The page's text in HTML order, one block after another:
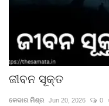
ଜୀବନ ସୂକ୍ତ
କେଦାର ମିଶ୍ର Jun 20, 2026 0